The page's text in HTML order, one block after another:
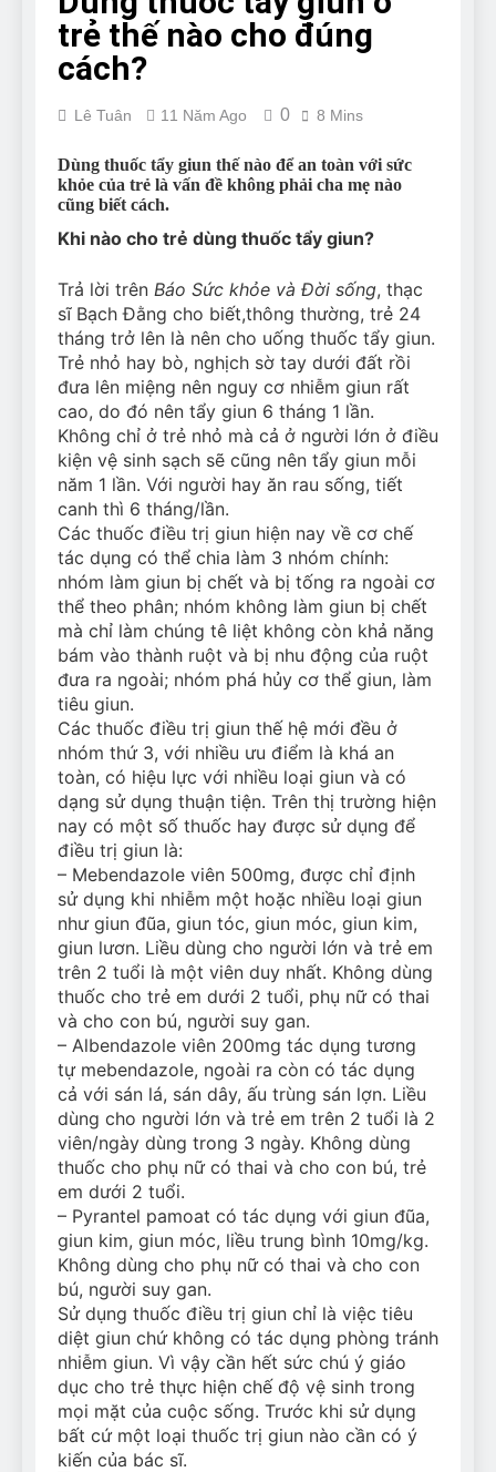
The Ultimate Guide to What
Bulldogs Can (and can’t) Eat
and How to Treat It
Can Bulldogs Run Long
Distances?
Can Bulldogs Play Fetch?
7 Năm Ago
How Often Do I Need to
Groom My Bulldog
7 Năm Ago
trẻ thế nào cho đúng
cách?
Lê Tuân 11 Năm Ago 0 8 Mins
Dùng thuốc tẩy giun thế nào để an toàn với sức
khỏe của trẻ là vấn đề không phải cha mẹ nào
cũng biết cách.
Khi nào cho trẻ dùng thuốc tẩy giun?
Trả lời trên Báo Sức khỏe và Đời sống, thạc
sĩ Bạch Đằng cho biết,thông thường, trẻ 24
tháng trở lên là nên cho uống thuốc tẩy giun.
Trẻ nhỏ hay bò, nghịch sờ tay dưới đất rồi
đưa lên miệng nên nguy cơ nhiễm giun rất
cao, do đó nên tẩy giun 6 tháng 1 lần.
Không chỉ ở trẻ nhỏ mà cả ở người lớn ở điều
kiện vệ sinh sạch sẽ cũng nên tẩy giun mỗi
năm 1 lần. Với người hay ăn rau sống, tiết
canh thì 6 tháng/lần.
Các thuốc điều trị giun hiện nay về cơ chế
tác dụng có thể chia làm 3 nhóm chính:
nhóm làm giun bị chết và bị tống ra ngoài cơ
thể theo phân; nhóm không làm giun bị chết
mà chỉ làm chúng tê liệt không còn khả năng
bám vào thành ruột và bị nhu động của ruột
đưa ra ngoài; nhóm phá hủy cơ thể giun, làm
tiêu giun.
Các thuốc điều trị giun thế hệ mới đều ở
nhóm thứ 3, với nhiều ưu điểm là khá an
toàn, có hiệu lực với nhiều loại giun và có
dạng sử dụng thuận tiện. Trên thị trường hiện
nay có một số thuốc hay được sử dụng để
điều trị giun là:
– Mebendazole viên 500mg, được chỉ định
sử dụng khi nhiễm một hoặc nhiều loại giun
như giun đũa, giun tóc, giun móc, giun kim,
giun lươn. Liều dùng cho người lớn và trẻ em
trên 2 tuổi là một viên duy nhất. Không dùng
thuốc cho trẻ em dưới 2 tuổi, phụ nữ có thai
và cho con bú, người suy gan.
– Albendazole viên 200mg tác dụng tương
tự mebendazole, ngoài ra còn có tác dụng
cả với sán lá, sán dây, ấu trùng sán lợn. Liều
dùng cho người lớn và trẻ em trên 2 tuổi là 2
viên/ngày dùng trong 3 ngày. Không dùng
thuốc cho phụ nữ có thai và cho con bú, trẻ
em dưới 2 tuổi.
– Pyrantel pamoat có tác dụng với giun đũa,
giun kim, giun móc, liều trung bình 10mg/kg.
Không dùng cho phụ nữ có thai và cho con
bú, người suy gan.
Sử dụng thuốc điều trị giun chỉ là việc tiêu
diệt giun chứ không có tác dụng phòng tránh
nhiễm giun. Vì vậy cần hết sức chú ý giáo
dục cho trẻ thực hiện chế độ vệ sinh trong
mọi mặt của cuộc sống. Trước khi sử dụng
bất cứ một loại thuốc trị giun nào cần có ý
kiến của bác sĩ.